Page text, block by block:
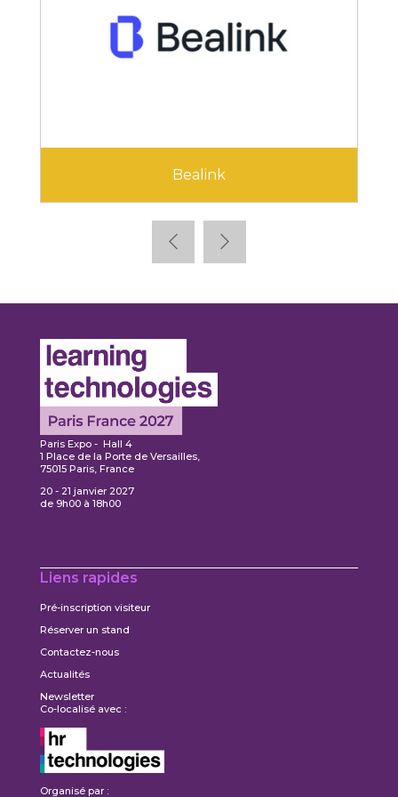
Cegid
Paris Expo - Hall 4
1 Place de la Porte de Versailles,
75015 Paris, France
20 - 21 janvier 2027
de 9h00 à 18h00
Liens rapides
Pré-inscription visiteur
Réserver un stand
Contactez-nous
Actualités
Newsletter
Co-localisé avec :
Organisé par :